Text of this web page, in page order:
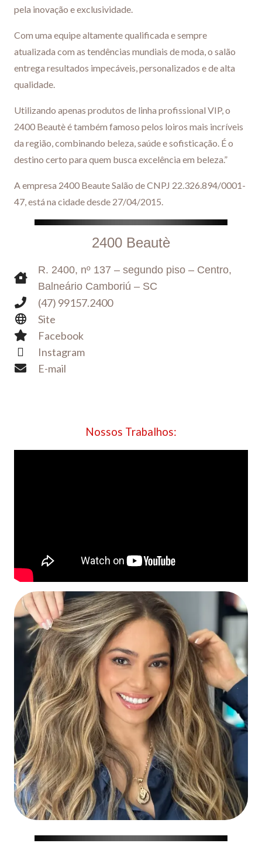
pela inovação e exclusividade.
Com uma equipe altamente qualificada e sempre
atualizada com as tendências mundiais de moda, o salão
entrega resultados impecáveis, personalizados e de alta
qualidade.
Utilizando apenas produtos de linha profissional VIP, o
2400 Beautè é também famoso pelos loiros mais incríveis
da região, combinando beleza, saúde e sofisticação. É o
destino certo para quem busca excelência em beleza.”
A empresa 2400 Beaute Salão de CNPJ 22.326.894/0001-
47, está na cidade desde 27/04/2015.
2400 Beautè
R. 2400, nº 137 – segundo piso – Centro,
Balneário Camboriú – SC
(47) 99157.2400
Site
Facebook
Instagram
E-mail
Nossos Trabalhos: